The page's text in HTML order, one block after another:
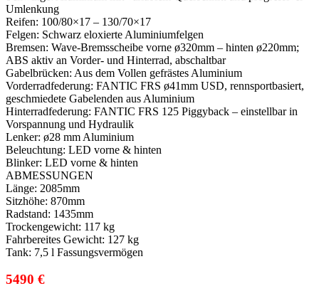
Umlenkung
Reifen: 100/80×17 – 130/70×17
Felgen: Schwarz eloxierte Aluminiumfelgen
Bremsen: Wave-Bremsscheibe vorne ø320mm – hinten ø220mm;
ABS aktiv an Vorder- und Hinterrad, abschaltbar
Gabelbrücken: Aus dem Vollen gefrästes Aluminium
Vorderradfederung: FANTIC FRS ø41mm USD, rennsportbasiert,
geschmiedete Gabelenden aus Aluminium
Hinterradfederung: FANTIC FRS 125 Piggyback – einstellbar in
Vorspannung und Hydraulik
Lenker: ø28 mm Aluminium
Beleuchtung: LED vorne & hinten
Blinker: LED vorne & hinten
ABMESSUNGEN
Länge: 2085mm
Sitzhöhe: 870mm
Radstand: 1435mm
Trockengewicht: 117 kg
Fahrbereites Gewicht: 127 kg
Tank: 7,5 l Fassungsvermögen
5490 €